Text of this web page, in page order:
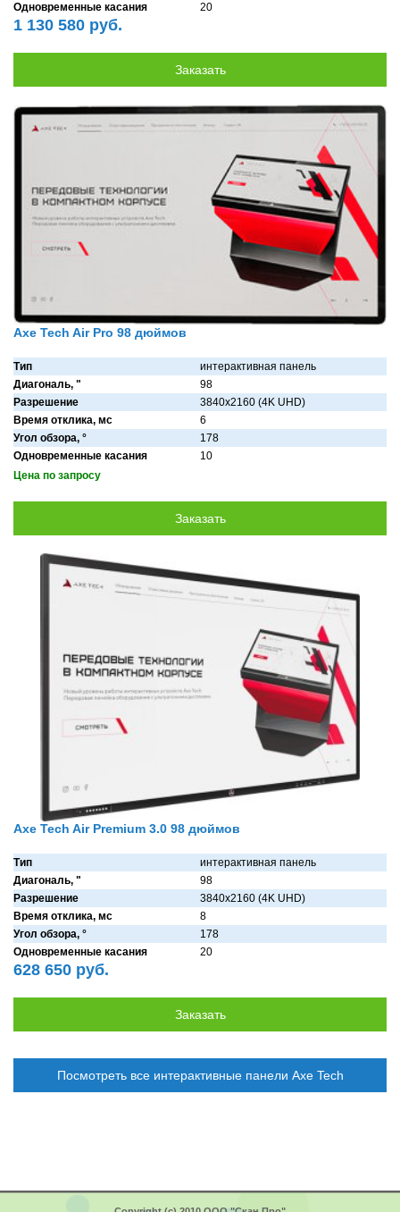
Одновременные касания
20
1 130 580 руб.
Axe Tech Air Pro 98 дюймов
Тип
интерактивная панель
Диагональ, "
98
Разрешение
3840x2160 (4K UHD)
Время отклика, мс
6
Угол обзора, °
178
Одновременные касания
10
Цена по запросу
Axe Tech Air Premium 3.0 98 дюймов
Тип
интерактивная панель
Диагональ, "
98
Разрешение
3840x2160 (4K UHD)
Время отклика, мс
8
Угол обзора, °
178
Одновременные касания
20
628 650 руб.
Посмотреть все интерактивные панели Axe Tech